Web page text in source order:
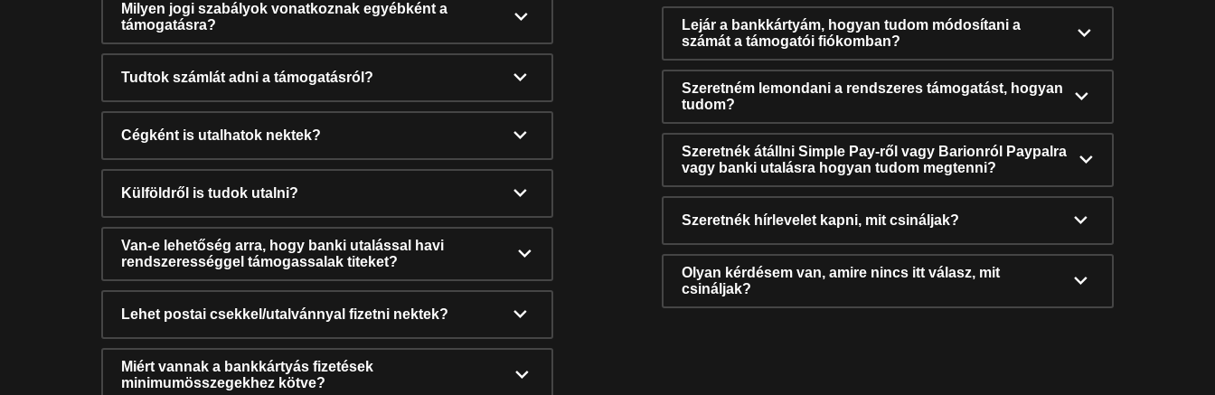
Milyen jogi szabályok vonatkoznak egyébként a
támogatásra?
Tudtok számlát adni a támogatásról?
Cégként is utalhatok nektek?
Külföldről is tudok utalni?
Van-e lehetőség arra, hogy banki utalással havi
rendszerességgel támogassalak titeket?
Lehet postai csekkel/utalvánnyal fizetni nektek?
Miért vannak a bankkártyás fizetések
minimumösszegekhez kötve?
Lejár a bankkártyám, hogyan tudom módosítani a
számát a támogatói fiókomban?
Szeretném lemondani a rendszeres támogatást, hogyan
tudom?
Szeretnék átállni Simple Pay-ről vagy Barionról Paypalra
vagy banki utalásra hogyan tudom megtenni?
Szeretnék hírlevelet kapni, mit csináljak?
Olyan kérdésem van, amire nincs itt válasz, mit
csináljak?